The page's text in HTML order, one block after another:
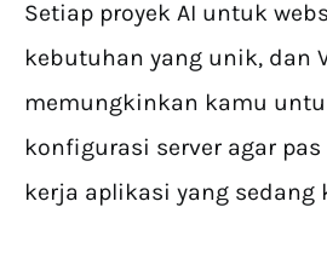
Setiap proyek AI untuk
kebutuhan yang unik, dan
memungkinkan kamu
konfigurasi server agar
kerja aplikasi yang sedang